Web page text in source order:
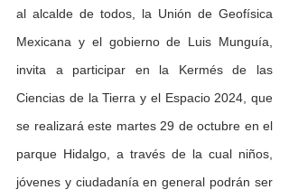
al alcalde de todos, la Unión de Geofísica
Mexicana y el gobierno de Luis Munguía,
invita a participar en la Kermés de las
Ciencias de la Tierra y el Espacio 2024, que
se realizará este martes 29 de octubre en el
parque Hidalgo, a través de la cual niños,
jóvenes y ciudadanía en general podrán ser